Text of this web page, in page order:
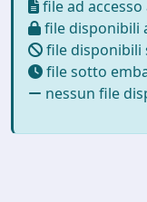
file ad
file disponibili
file disponibili
file sotto
nessun file